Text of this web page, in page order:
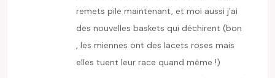
remets pile maintenant, et moi aussi j’ai
des nouvelles baskets qui déchirent (bon
, les miennes ont des lacets roses mais
elles tuent leur race quand même !)